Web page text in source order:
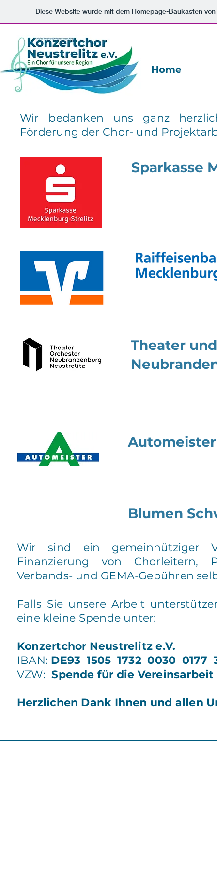
Diese Website wurde mit dem Homepage-Baukasten von
Home
Wir bedanken uns ganz
Förderung der Chor- und
Sparkasse
Theater
Blumen
Wir sind ein gemeinnütziger
Finanzierung von Chorleitern,
Verbands- und GEMA-Gebühren
Falls Sie unsere Arbeit
eine kleine Spende unter:
Konzertchor Neustrelitz e.V.
IBAN: DE93 1505 1732 0030 0177
VZW:Spende für die Vereinsarbeit
Herzlichen Dank Ihnen und allen